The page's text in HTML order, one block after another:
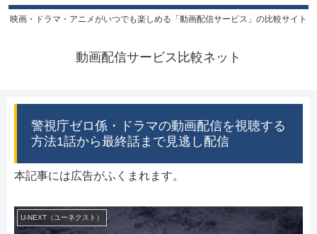
映画・ドラマ・アニメがいつでも楽しめる「動画配信サービス」の比較サイト
動画配信サービス比較ネット
警視庁ゼロ係・ドラマの動画配信を視聴する
方法1話から最終話まで見逃し配信
本記事には広告がふくまれます。
U-NEXT（ユーネクスト）